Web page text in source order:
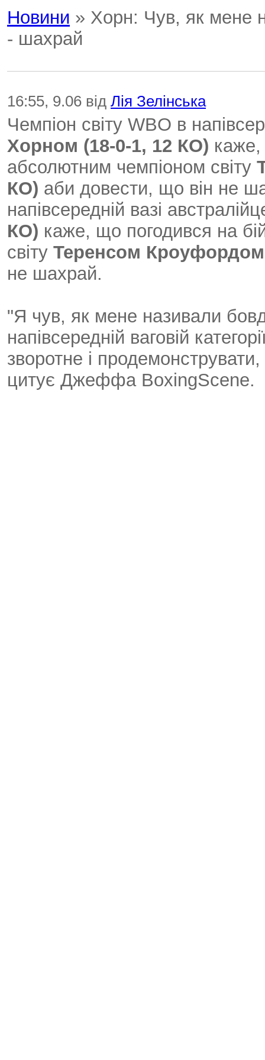
Новини » Хорн: Чув, як мене
- шахрай
16:55, 9.06 від Лія Зелінська
Чемпіон світу WBO в
Хорном (18-0-1, 12 КО) каже,
абсолютним чемпіоном світу
КО) аби довести, що він не
напівсередній вазі
КО) каже, що погодився на
світу Теренсом
не шахрай.
"Я чув, як мене називали
напівсередній ваговій
зворотне і
цитує Джеффа ВoxingScene.